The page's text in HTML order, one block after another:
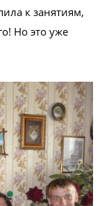
к занятиям,
Но это уже